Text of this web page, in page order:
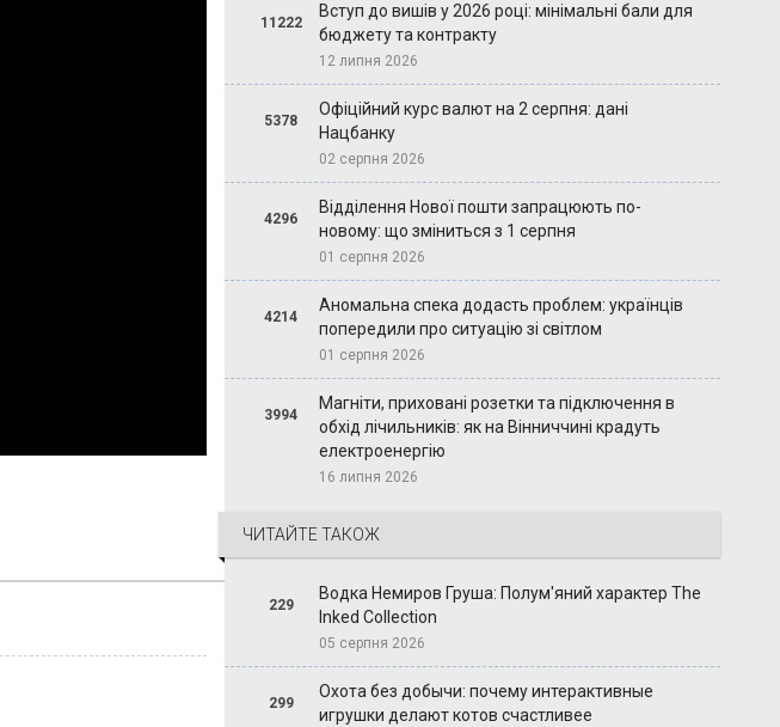
11222
Вступ до вишів у 2026 році: мінімальні бали для
бюджету та контракту
12 липня 2026
5378
Офіційний курс валют на 2 серпня: дані
Нацбанку
02 серпня 2026
4296
Відділення Нової пошти запрацюють по-
новому: що зміниться з 1 серпня
01 серпня 2026
4214
Аномальна спека додасть проблем: українців
попередили про ситуацію зі світлом
01 серпня 2026
3994
Магніти, приховані розетки та підключення в
обхід лічильників: як на Вінниччині крадуть
електроенергію
16 липня 2026
ЧИТАЙТЕ ТАКОЖ
229
Водка Немиров Груша: Полум'яний характер The
Inked Collection
05 серпня 2026
299
Охота без добычи: почему интерактивные
игрушки делают котов счастливее